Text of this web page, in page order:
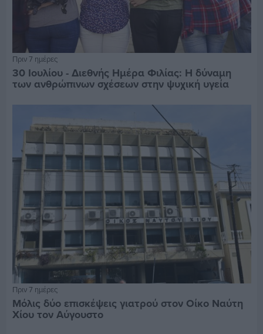
Πριν 7 ημέρες
30 Ιουλίου - Διεθνής Ημέρα Φιλίας: Η δύναμη
των ανθρώπινων σχέσεων στην ψυχική υγεία
Πριν 7 ημέρες
Μόλις δύο επισκέψεις γιατρού στον Οίκο Ναύτη
Χίου τον Αύγουστο